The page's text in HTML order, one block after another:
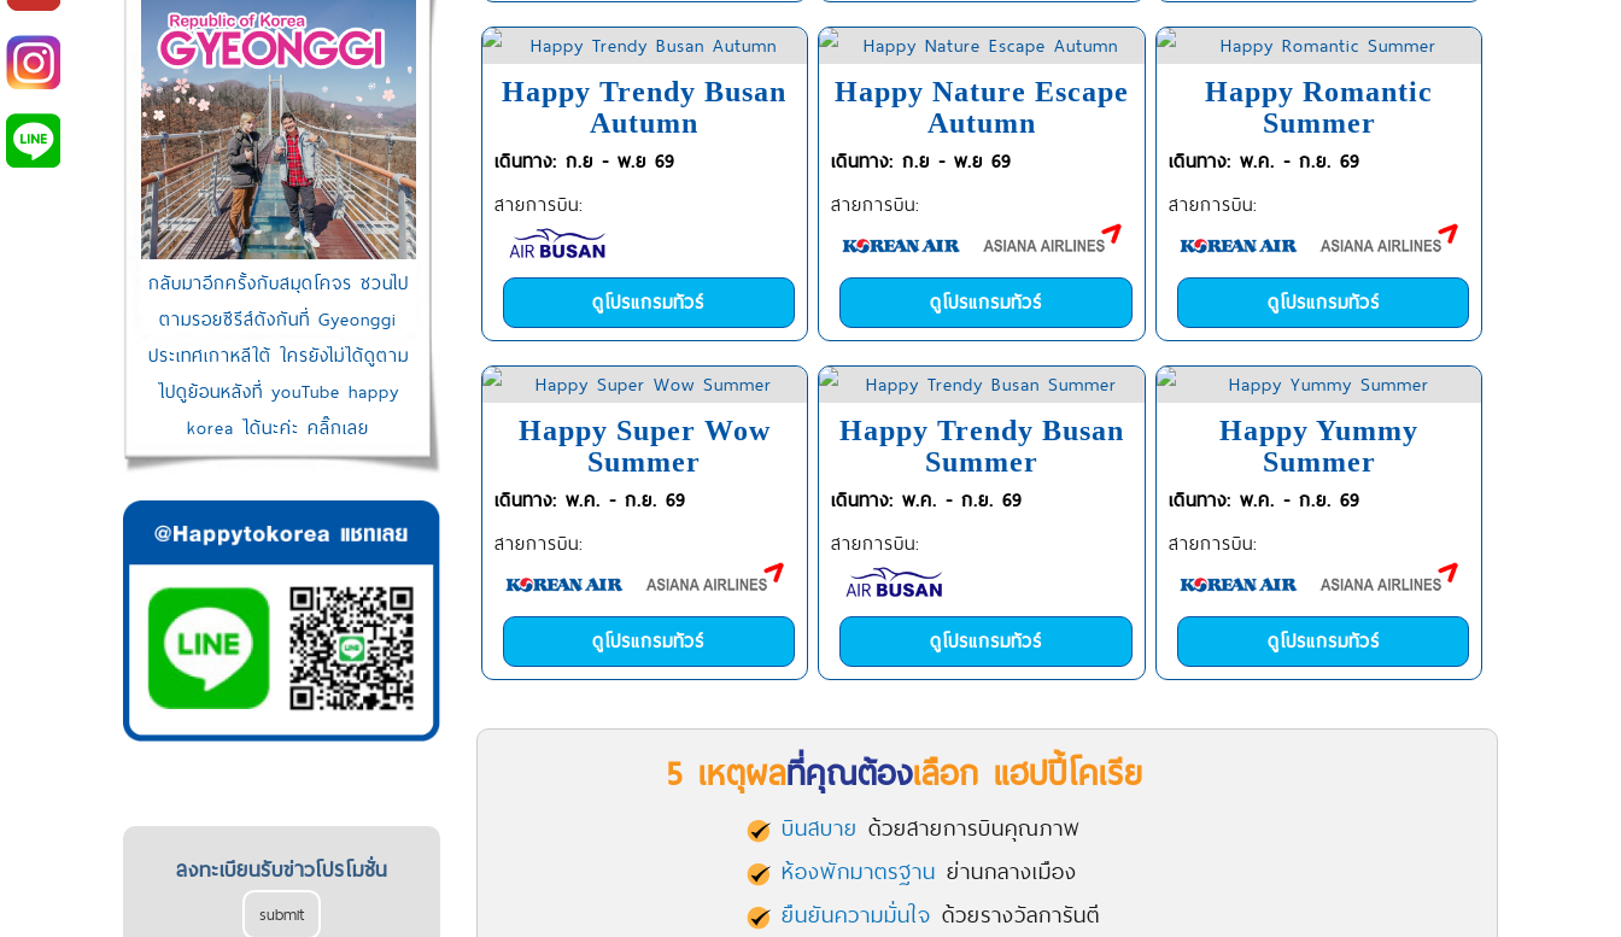
กลับมาอีกครั้งกับสมุดโคจร ชวนไป
ตามรอยซีรีส์ดังกันที่ Gyeonggi
ประเทศเกาหลีใต้ ใครยังไม่ได้ดูตาม
ไปดูย้อนหลังที่ youTube happy
korea ได้นะค่ะ คลิ๊กเลย
ลงทะเบียนรับข่าวโปรโมชั่น
submit
Happy Trendy Busan
Autumn
เดินทาง: ก.ย - พ.ย 69
สายการบิน:
ดูโปรแกรมทัวร์
Happy Nature Escape
Autumn
เดินทาง: ก.ย - พ.ย 69
สายการบิน:
ดูโปรแกรมทัวร์
Happy Romantic
Summer
เดินทาง: พ.ค. - ก.ย. 69
สายการบิน:
ดูโปรแกรมทัวร์
Happy Super Wow
Summer
เดินทาง: พ.ค. - ก.ย. 69
สายการบิน:
ดูโปรแกรมทัวร์
Happy Trendy Busan
Summer
เดินทาง: พ.ค. - ก.ย. 69
สายการบิน:
ดูโปรแกรมทัวร์
Happy Yummy
Summer
เดินทาง: พ.ค. - ก.ย. 69
สายการบิน:
ดูโปรแกรมทัวร์
5 เหตุผลที่คุณต้องเลือก แฮปปี้โคเรีย
บินสบาย ด้วยสายการบินคุณภาพ
ห้องพักมาตรฐาน ย่านกลางเมือง
ยืนยันความมั่นใจ ด้วยรางวัลการันตี